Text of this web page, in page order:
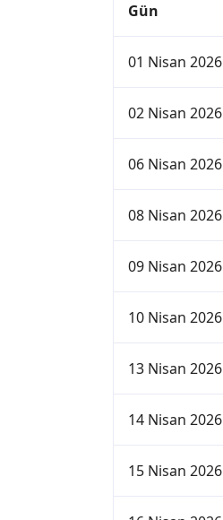
Gün
01 Nisan 2026
02 Nisan 2026
06 Nisan 2026
08 Nisan 2026
09 Nisan 2026
10 Nisan 2026
13 Nisan 2026
14 Nisan 2026
15 Nisan 2026